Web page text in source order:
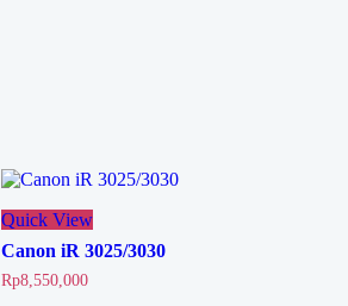
Quick View
Canon iR 3025/3030
Rp8,550,000